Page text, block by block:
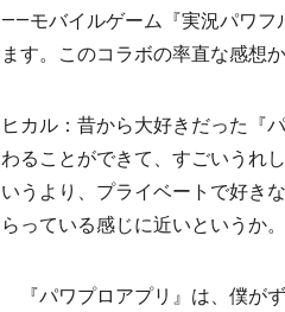
――モバイルゲーム『実況パワフ
ます。このコラボの率直な感想
ヒカル：昔から大好きだった『
わることができて、すごいうれ
いうより、プライベートで好き
らっている感じに近いというか。
『パワプロアプリ』は、僕が